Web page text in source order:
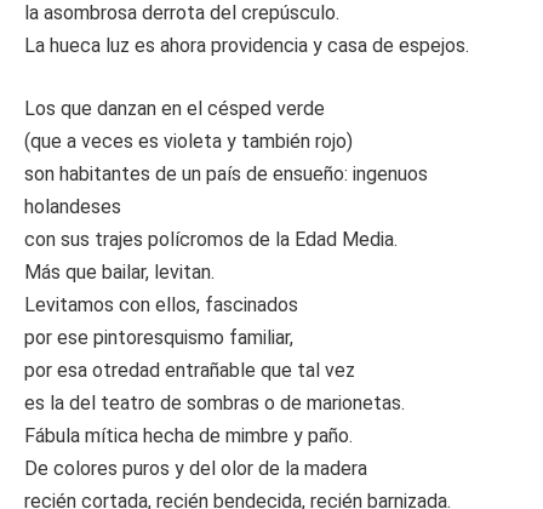
la asombrosa derrota del crepúsculo.
La hueca luz es ahora providencia y casa de espejos.
Los que danzan en el césped verde
(que a veces es violeta y también rojo)
son habitantes de un país de ensueño: ingenuos
holandeses
con sus trajes polícromos de la Edad Media.
Más que bailar, levitan.
Levitamos con ellos, fascinados
por ese pintoresquismo familiar,
por esa otredad entrañable que tal vez
es la del teatro de sombras o de marionetas.
Fábula mítica hecha de mimbre y paño.
De colores puros y del olor de la madera
recién cortada, recién bendecida, recién barnizada.